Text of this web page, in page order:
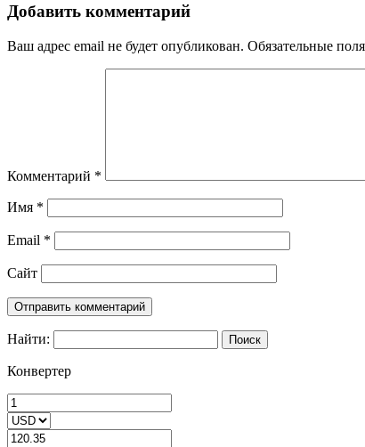
Добавить комментарий
Ваш адрес email не будет опубликован. Обязательные
Комментарий *
Имя *
Email *
Сайт
Найти:
Конвертер